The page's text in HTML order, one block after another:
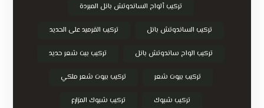
تركيب ألواح الساندوتش بانل المبردة
تركيب الساندوتش بانل تركيب القرميد على الحديد
تركيب الواح ساندوتش بانل تركيب بيت شعر حديد
تركيب بيوت شعر تركيب بيوت شعر ملكي
تركيب شبوك تركيب شبوك المزارع